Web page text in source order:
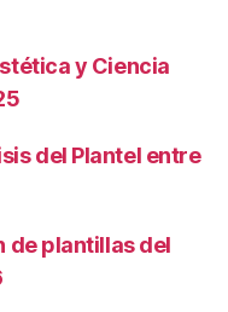
y Ciencia
del Plantel entre
de plantillas del